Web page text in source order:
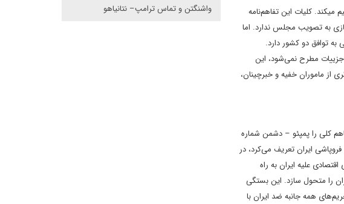
تفاهم‌نامه 25 ساله نه قرارداد است نه عهدنامه، بلکه تفاهمی کلی است که نقشه راه و چشم انداز کلان مشارکت ایران و چین را ترسیم می‎کند. کلیات این تفاهم‌نامه
نیازی به تصویب مجلس ندارد. اما
توافق دو کشور دارد.
جزییات مطرح نمی‌شود، این
ماموران خفیه و خبرچینان،
کلی را پمپئو – دشمن شماره
ایران تعریف می‌کرد، در
علیه ایران به راه
را متحول سازد. این بستگی
همه جانبه ضد ایران با
واشنگتن و تماس ترامپ– نتانیاهو